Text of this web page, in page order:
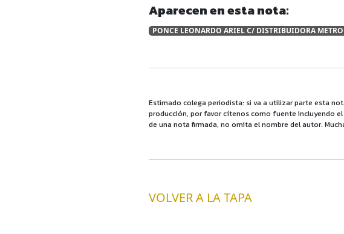
Aparecen en esta nota:
PONCE LEONARDO ARIEL C/ DISTRIBUIDORA
Estimado colega periodista: si va a utilizar parte esta
producción, por favor cítenos como fuente incluyendo
de una nota firmada, no omita el nombre del autor.
VOLVER A LA TAPA